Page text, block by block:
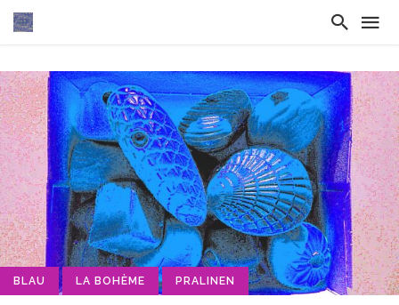
BLAU LA BOHÈME PRALINEN